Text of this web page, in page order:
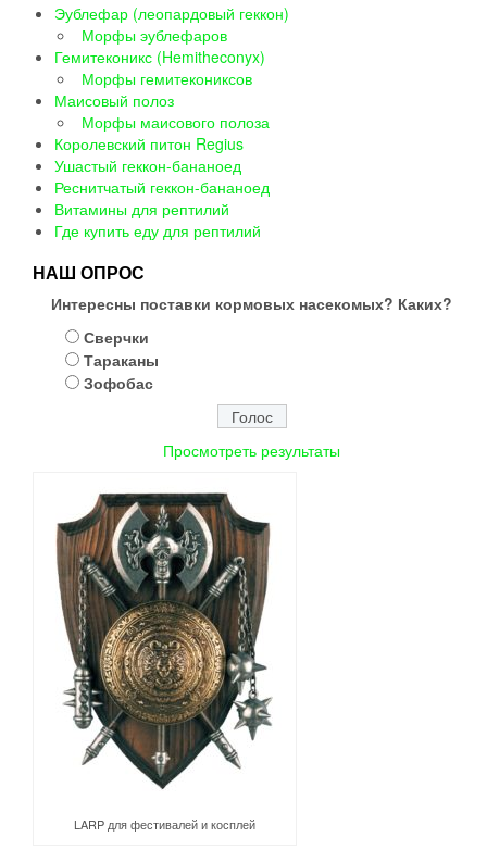
Эублефар (леопардовый геккон)
Морфы эублефаров
Гемитеконикс (Hemitheconyx)
Морфы гемитекониксов
Маисовый полоз
Морфы маисового полоза
Королевский питон Regius
Ушастый геккон-бананоед
Реснитчатый геккон-бананоед
Витамины для рептилий
Где купить еду для рептилий
НАШ ОПРОС
Интересны поставки кормовых насекомых? Каких?
Сверчки
Тараканы
Зофобас
Просмотреть результаты
LARP для фестивалей и косплей